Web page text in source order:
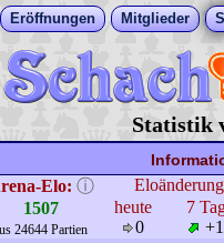
Eröffnungen Mitglieder
Statistik
Elo: ⓘ
1507
24644 Partien
Eloänderung
heute
0
7